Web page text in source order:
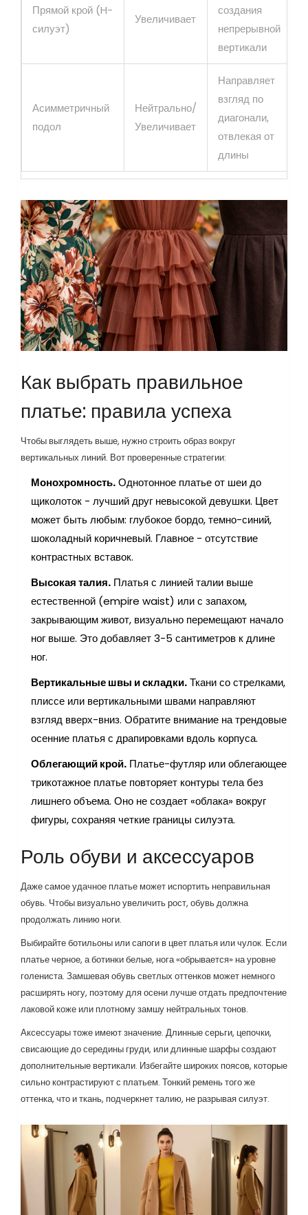
Прямой крой (H-
силуэт)
Увеличивает
создания
непрерывной
вертикали
Асимметричный
подол
Нейтрально/
Увеличивает
Направляет
взгляд по
диагонали,
отвлекая от
длины
Как выбрать правильное
платье: правила успеха
Чтобы выглядеть выше, нужно строить образ вокруг
вертикальных линий. Вот проверенные стратегии:
Монохромность.Однотонное платье от шеи до
щиколоток - лучший друг невысокой девушки. Цвет
может быть любым: глубокое бордо, темно-синий,
шоколадный коричневый. Главное - отсутствие
контрастных вставок.
Высокая талия. Платья с линией талии выше
естественной (empire waist) или с запахом,
закрывающим живот, визуально перемещают начало
ног выше. Это добавляет 3-5 сантиметров к длине
ног.
Вертикальные швы и складки.Ткани со стрелками,
плиссе или вертикальными швами направляют
взгляд вверх-вниз. Обратите внимание на трендовые
осенние платья с драпировками вдоль корпуса.
Облегающий крой. Платье-футляр или облегающее
трикотажное платье повторяет контуры тела без
лишнего объема. Оно не создает «облака» вокруг
фигуры, сохраняя четкие границы силуэта.
Роль обуви и аксессуаров
Даже самое удачное платье может испортить неправильная
обувь. Чтобы визуально увеличить рост, обувь должна
продолжать линию ноги.
Выбирайте ботильоны или сапоги в цвет платья или чулок. Если
платье черное, а ботинки белые, нога «обрывается» на уровне
голениста. Замшевая обувь светлых оттенков может немного
расширять ногу, поэтому для осени лучше отдать предпочтение
лаковой коже или плотному замшу нейтральных тонов.
Аксессуары тоже имеют значение. Длинные серьги, цепочки,
свисающие до середины груди, или длинные шарфы создают
дополнительные вертикали. Избегайте широких поясов, которые
сильно контрастируют с платьем. Тонкий ремень того же
оттенка, что и ткань, подчеркнет талию, не разрывая силуэт.